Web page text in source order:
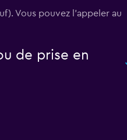
Vous pouvez l’appeler au
de prise en